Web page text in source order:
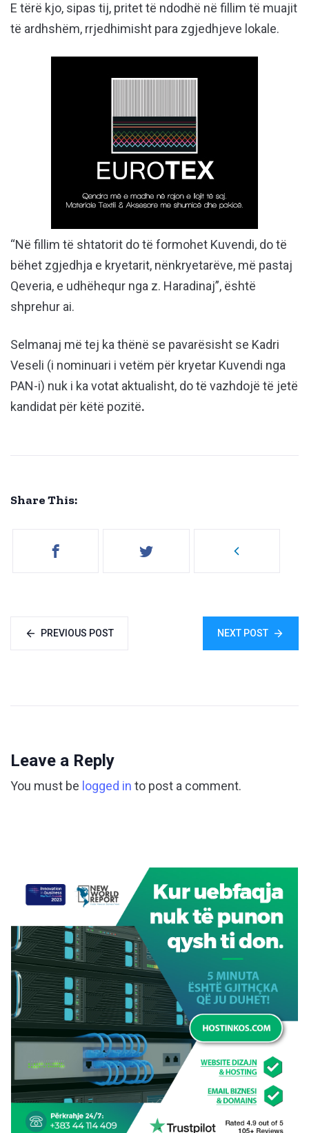
E tërë kjo, sipas tij, pritet të ndodhë në fillim të muajit
të ardhshëm, rrjedhimisht para zgjedhjeve lokale.
“Në fillim të shtatorit do të formohet Kuvendi, do të
bëhet zgjedhja e kryetarit, nënkryetarëve, më pastaj
Qeveria, e udhëhequr nga z. Haradinaj”, është
shprehur ai.
Selmanaj më tej ka thënë se pavarësisht se Kadri
Veseli (i nominuari i vetëm për kryetar Kuvendi nga
PAN-i) nuk i ka votat aktualisht, do të vazhdojë të jetë
kandidat për këtë pozitë.
Share This:
PREVIOUS POST NEXT POST
Leave a Reply
You must be logged in to post a comment.